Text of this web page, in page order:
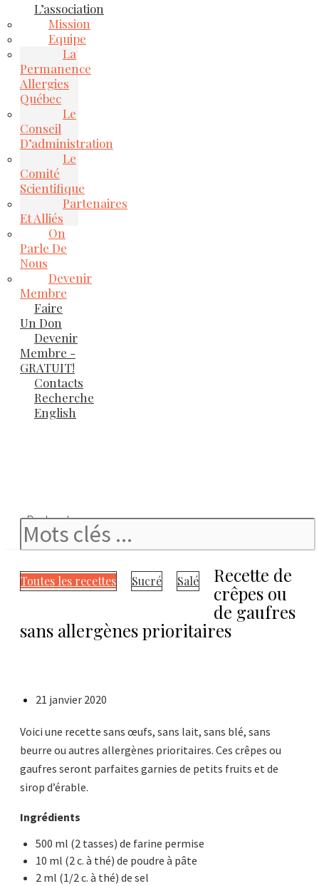
L’association
Mission
Equipe
La
Permanence
Allergies
Québec
Le
Conseil
D’administration
Le
Comité
Scientifique
Partenaires
Et Alliés
On
Parle De
Nous
Devenir
Membre
Faire
Un Don
Devenir
Membre -
GRATUIT!
Contacts
Recherche
English
Rechercher
Toutes les recettes Sucré Salé
Recette de
crêpes ou
de gaufres
sans allergènes prioritaires
21 janvier 2020
Voici une recette sans œufs, sans lait, sans blé, sans
beurre ou autres allergènes prioritaires. Ces crêpes ou
gaufres seront parfaites garnies de petits fruits et de
sirop d’érable.
Ingrédients
500 ml (2 tasses) de farine permise
10 ml (2 c. à thé) de poudre à pâte
2 ml (1/2 c. à thé) de sel